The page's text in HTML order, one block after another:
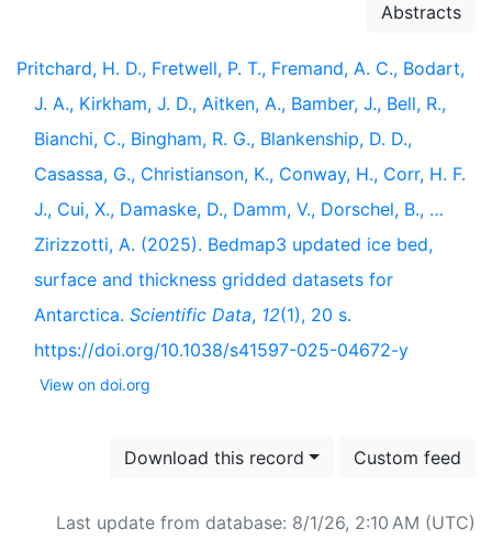
Abstracts
Pritchard, H. D., Fretwell, P. T., Fremand, A. C., Bodart,
J. A., Kirkham, J. D., Aitken, A., Bamber, J., Bell, R.,
Bianchi, C., Bingham, R. G., Blankenship, D. D.,
Casassa, G., Christianson, K., Conway, H., Corr, H. F.
J., Cui, X., Damaske, D., Damm, V., Dorschel, B., …
Zirizzotti, A. (2025). Bedmap3 updated ice bed,
surface and thickness gridded datasets for
Antarctica. Scientific Data, 12(1), 20 s.
https://doi.org/10.1038/s41597-025-04672-y
View on doi.org
Download this record Custom feed
Last update from database: 8/1/26, 2:10 AM (UTC)